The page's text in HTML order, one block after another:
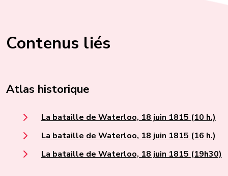
Contenus liés
Atlas historique
La bataille de Waterloo, 18 juin 1815 (10 h.)
La bataille de Waterloo, 18 juin 1815 (16 h.)
La bataille de Waterloo, 18 juin 1815 (19h30)